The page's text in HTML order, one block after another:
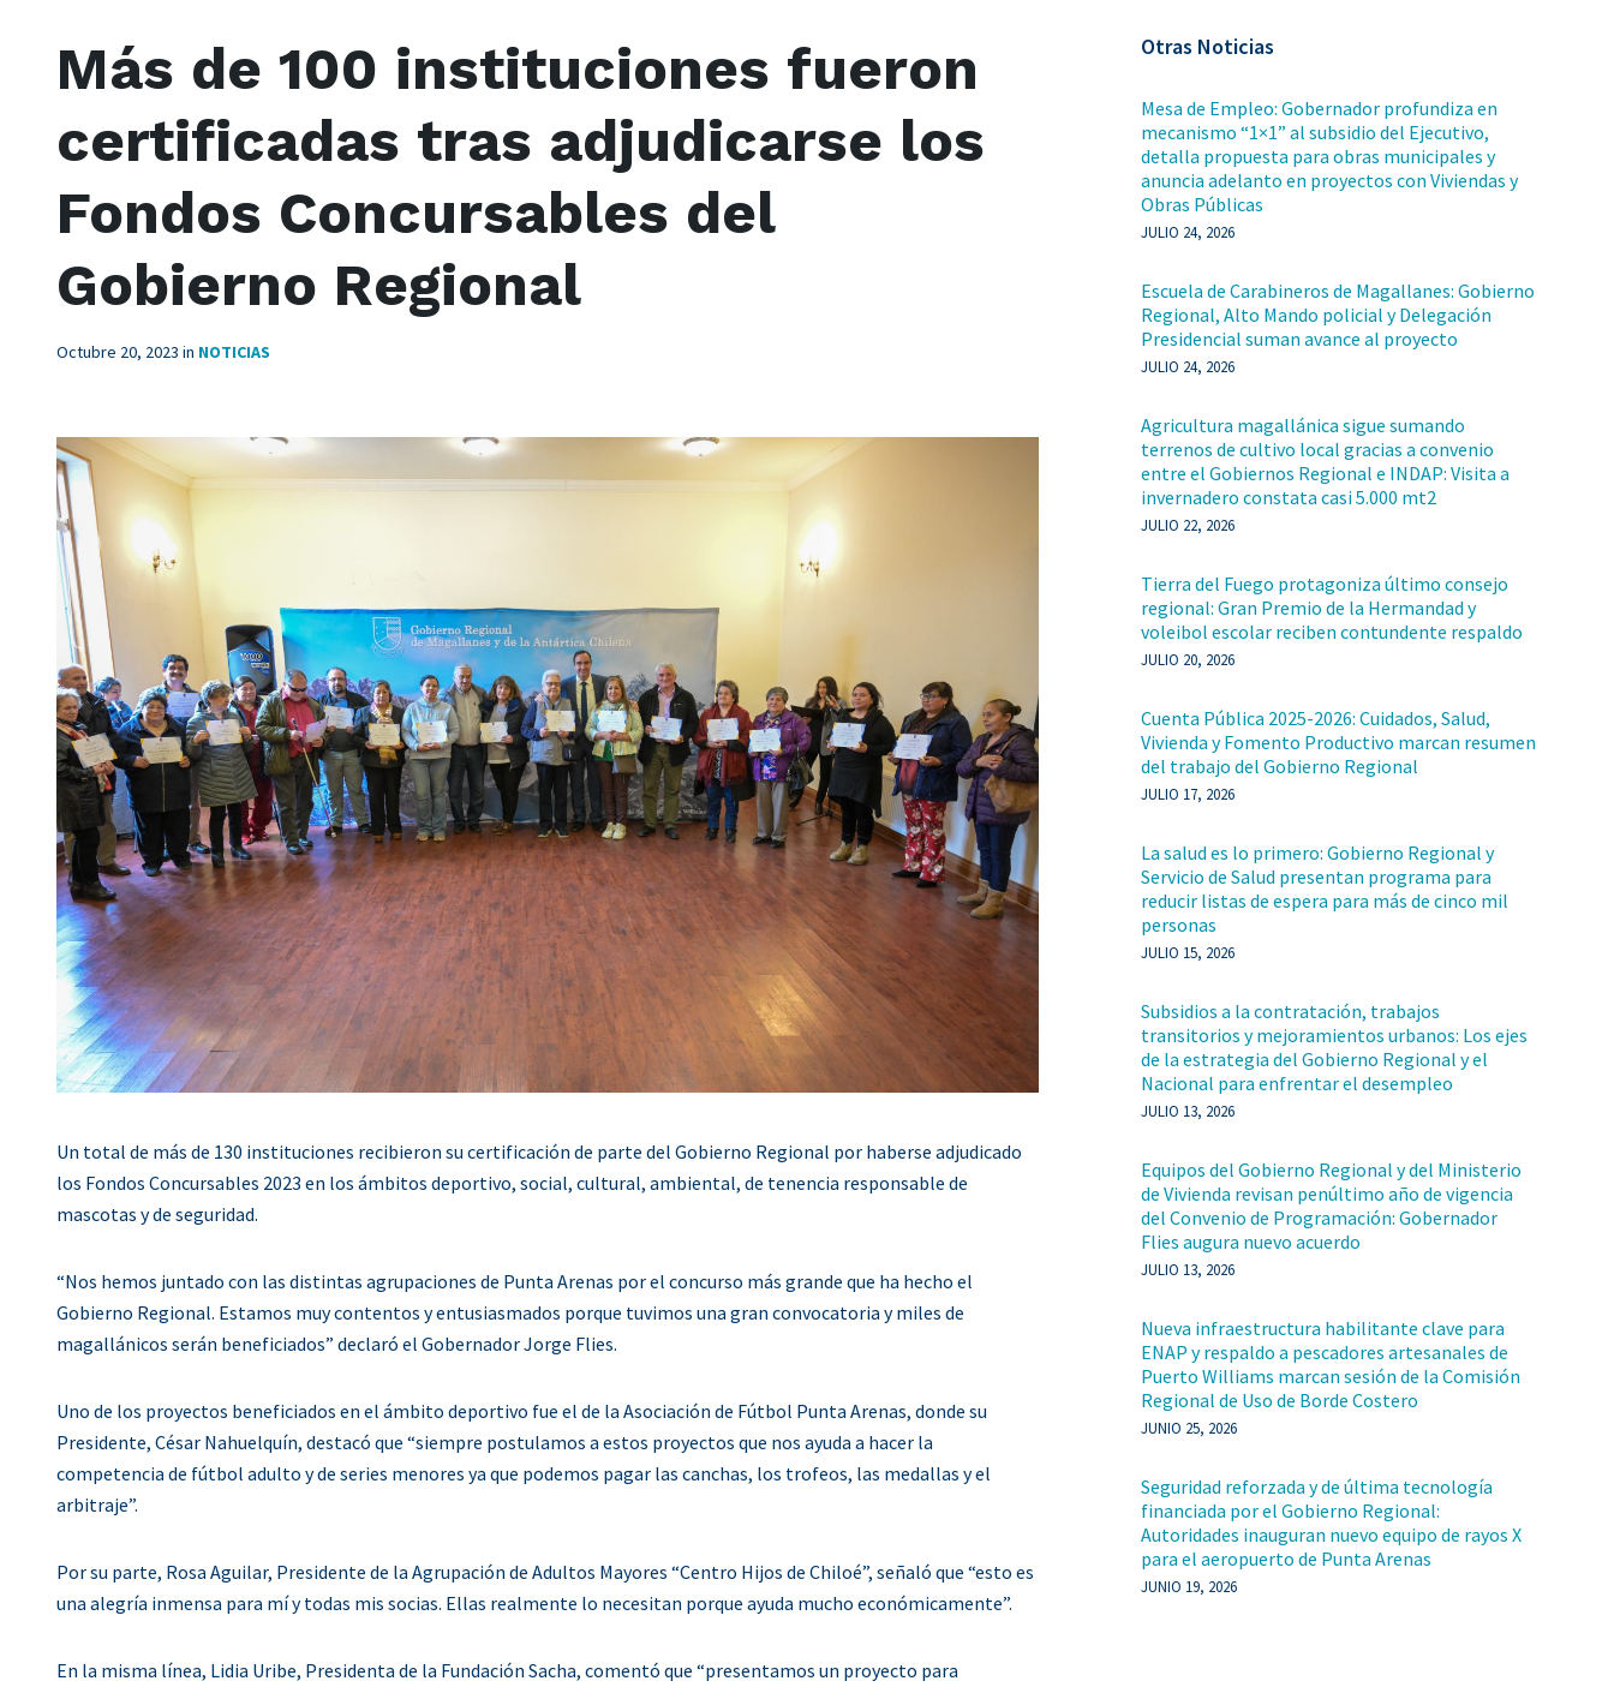
Más de 100 instituciones fueron
certificadas tras adjudicarse los
Fondos Concursables del
Gobierno Regional
Octubre 20, 2023 in NOTICIAS
Un total de más de 130 instituciones recibieron su certificación de parte del Gobierno Regional por haberse adjudicado
los Fondos Concursables 2023 en los ámbitos deportivo, social, cultural, ambiental, de tenencia responsable de
mascotas y de seguridad.
“Nos hemos juntado con las distintas agrupaciones de Punta Arenas por el concurso más grande que ha hecho el
Gobierno Regional. Estamos muy contentos y entusiasmados porque tuvimos una gran convocatoria y miles de
magallánicos serán beneficiados” declaró el Gobernador Jorge Flies.
Uno de los proyectos beneficiados en el ámbito deportivo fue el de la Asociación de Fútbol Punta Arenas, donde su
Presidente, César Nahuelquín, destacó que “siempre postulamos a estos proyectos que nos ayuda a hacer la
competencia de fútbol adulto y de series menores ya que podemos pagar las canchas, los trofeos, las medallas y el
arbitraje”.
Por su parte, Rosa Aguilar, Presidente de la Agrupación de Adultos Mayores “Centro Hijos de Chiloé”, señaló que “esto es
una alegría inmensa para mí y todas mis socias. Ellas realmente lo necesitan porque ayuda mucho económicamente”.
En la misma línea, Lidia Uribe, Presidenta de la Fundación Sacha, comentó que “presentamos un proyecto para
Otras Noticias
Mesa de Empleo: Gobernador profundiza en
mecanismo “1×1” al subsidio del Ejecutivo,
detalla propuesta para obras municipales y
anuncia adelanto en proyectos con Viviendas y
Obras Públicas
JULIO 24, 2026
Escuela de Carabineros de Magallanes: Gobierno
Regional, Alto Mando policial y Delegación
Presidencial suman avance al proyecto
JULIO 24, 2026
Agricultura magallánica sigue sumando
terrenos de cultivo local gracias a convenio
entre el Gobiernos Regional e INDAP: Visita a
invernadero constata casi 5.000 mt2
JULIO 22, 2026
Tierra del Fuego protagoniza último consejo
regional: Gran Premio de la Hermandad y
voleibol escolar reciben contundente respaldo
JULIO 20, 2026
Cuenta Pública 2025-2026: Cuidados, Salud,
Vivienda y Fomento Productivo marcan resumen
del trabajo del Gobierno Regional
JULIO 17, 2026
La salud es lo primero: Gobierno Regional y
Servicio de Salud presentan programa para
reducir listas de espera para más de cinco mil
personas
JULIO 15, 2026
Subsidios a la contratación, trabajos
transitorios y mejoramientos urbanos: Los ejes
de la estrategia del Gobierno Regional y el
Nacional para enfrentar el desempleo
JULIO 13, 2026
Equipos del Gobierno Regional y del Ministerio
de Vivienda revisan penúltimo año de vigencia
del Convenio de Programación: Gobernador
Flies augura nuevo acuerdo
JULIO 13, 2026
Nueva infraestructura habilitante clave para
ENAP y respaldo a pescadores artesanales de
Puerto Williams marcan sesión de la Comisión
Regional de Uso de Borde Costero
JUNIO 25, 2026
Seguridad reforzada y de última tecnología
financiada por el Gobierno Regional:
Autoridades inauguran nuevo equipo de rayos X
para el aeropuerto de Punta Arenas
JUNIO 19, 2026